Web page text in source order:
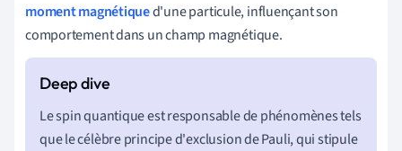
moment magnétiqued'une particule, influençant son
comportement dans un champ magnétique.
Le spin quantique est responsable de phénomènes tels
que le célèbre principe d'exclusion de Pauli, qui stipule